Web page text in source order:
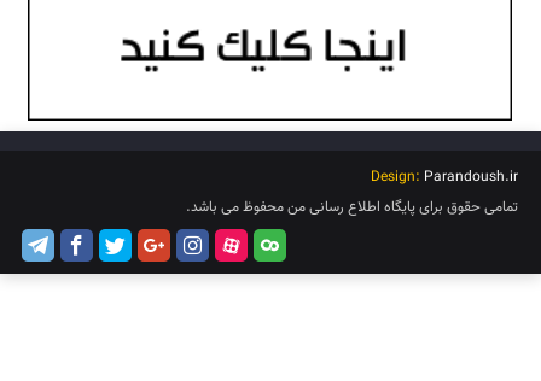
Design: Parandoush.ir
تمامی حقوق برای پایگاه اطلاع رسانی من محفوظ می باشد.